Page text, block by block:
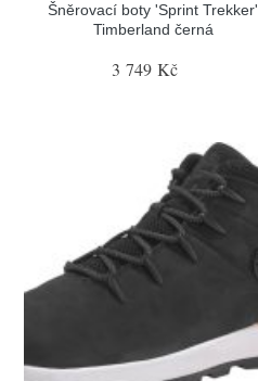
Šněrovací boty 'Sprint Trekker'
Timberland černá
3 749 Kč